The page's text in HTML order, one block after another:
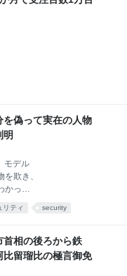
文章が、いまの場所に戻
ルです。 もう、スペース
偽って実在の人物
明
モデル
欺き、
かっ
アンソロ
英国の
悪意ある
アンソロ
ー対策
リティ security
相の後ろから鉄
留瑠比の極言御免